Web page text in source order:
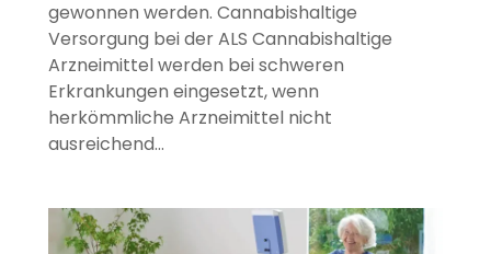
gewonnen werden. Cannabishaltige
Versorgung bei der ALS Cannabishaltige
Arzneimittel werden bei schweren
Erkrankungen eingesetzt, wenn
herkömmliche Arzneimittel nicht
ausreichend…